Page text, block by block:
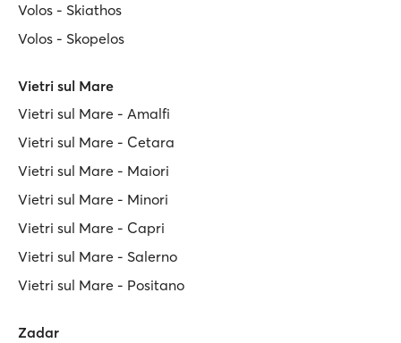
Volos - Skiathos
Volos - Skopelos
Vietri sul Mare
Vietri sul Mare - Amalfi
Vietri sul Mare - Cetara
Vietri sul Mare - Maiori
Vietri sul Mare - Minori
Vietri sul Mare - Capri
Vietri sul Mare - Salerno
Vietri sul Mare - Positano
Zadar